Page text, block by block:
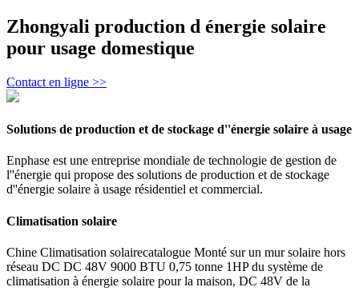
Zhongyali production d énergie solaire
pour usage domestique
Contact en ligne >>
Solutions de production et de stockage d''énergie solaire à usage
Enphase est une entreprise mondiale de technologie de gestion de
l''énergie qui propose des solutions de production et de stockage
d''énergie solaire à usage résidentiel et commercial.
Climatisation solaire
Chine Climatisation solairecatalogue Monté sur un mur solaire hors
réseau DC DC 48V 9000 BTU 0,75 tonne 1HP du système de
climatisation à énergie solaire pour la maison, DC 48V de la